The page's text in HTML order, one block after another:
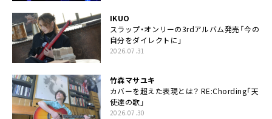
IKUO
スラップ・オンリーの3rdアルバム発売「今の
自分をダイレクトに」
2026.07.31
竹森マサユキ
カバーを超えた表現とは？ RE:Chording「天
使達の歌」
2026.07.30